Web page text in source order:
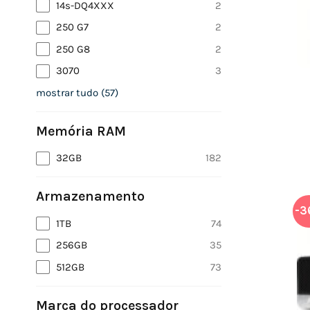
14s-DQ4XXX
2
250 G7
2
250 G8
2
3070
3
mostrar tudo (57)
Memória RAM
32GB 182
Armazenamento
1TB
74
256GB
35
512GB
73
Marca do processador
-